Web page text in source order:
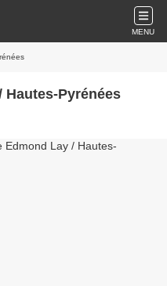
MENU
Hautes-Pyrénées